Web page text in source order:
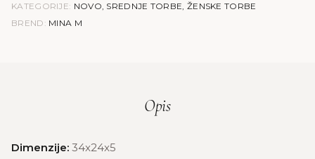
KATEGORIJE: NOVO, SREDNJE TORBE, ŽENSKE TORBE
BREND: MINA M
Opis
Dimenzije: 34x24x5